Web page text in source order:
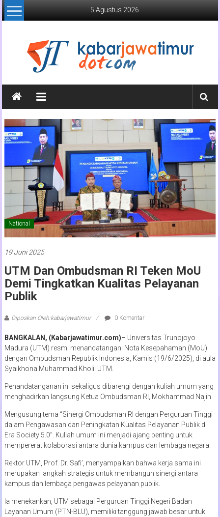
Lompat
ke
5 Agustus 2026
Kabar
Jawa
Timur
Media
Jawa
National
19 Juni 2025
UTM Dan Ombudsman RI Teken MoU
Demi Tingkatkan Kualitas Pelayanan
Publik
Diposkan Oleh:kabarjawatimur 0 Komentar
BANGKALAN, (Kabarjawatimur.com)– Universitas Trunojoyo
Madura (UTM) resmi menandatangani Nota Kesepahaman (MoU)
dengan Ombudsman Republik Indonesia, Kamis (19/6/2025), di aula
Syaikhona Muhammad Kholil UTM.
Penandatanganan ini sekaligus dibarengi dengan kuliah umum yang
menghadirkan langsung Ketua Ombudsman RI, Mokhammad Najih.
Mengusung tema “Sinergi Ombudsman RI dengan Perguruan Tinggi
dalam Pengawasan dan Peningkatan Kualitas Pelayanan Publik di
Era Society 5.0”. Kuliah umum ini menjadi ajang penting untuk
mempererat kolaborasi antara dunia kampus dan lembaga negara.
Rektor UTM, Prof. Dr. Safi’, menyampaikan bahwa kerja sama ini
merupakan langkah strategis untuk membangun sinergi antara
kampus dan lembaga pengawas pelayanan publik.
Ia menekankan, UTM sebagai Perguruan Tinggi Negeri Badan
Layanan Umum (PTN-BLU), memiliki tanggung jawab besar untuk